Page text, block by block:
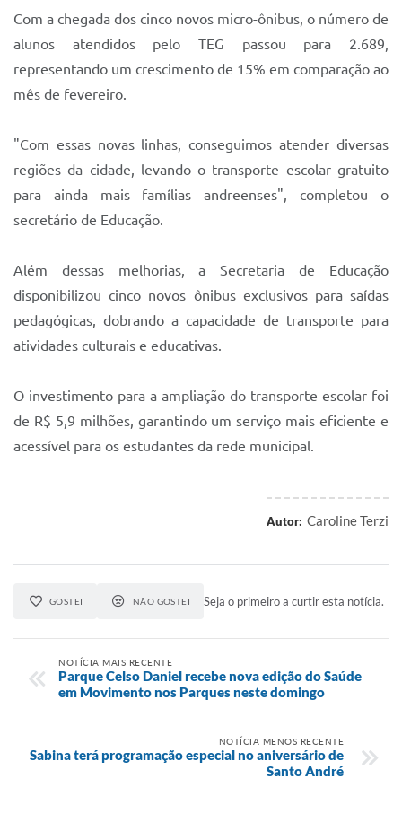
Com a chegada dos cinco novos micro-ônibus, o número de
alunos atendidos pelo TEG passou para 2.689,
representando um crescimento de 15% em comparação ao
mês de fevereiro.
"Com essas novas linhas, conseguimos atender diversas
regiões da cidade, levando o transporte escolar gratuito
para ainda mais famílias andreenses", completou o
secretário de Educação.
Além dessas melhorias, a Secretaria de Educação
disponibilizou cinco novos ônibus exclusivos para saídas
pedagógicas, dobrando a capacidade de transporte para
atividades culturais e educativas.
O investimento para a ampliação do transporte escolar foi
de R$ 5,9 milhões, garantindo um serviço mais eficiente e
acessível para os estudantes da rede municipal.
Autor: Caroline Terzi
GOSTEI NÃO GOSTEI Seja o primeiro a curtir esta notícia.
NOTÍCIA MAIS RECENTE
Parque Celso Daniel recebe nova edição do Saúde
em Movimento nos Parques neste domingo
NOTÍCIA MENOS RECENTE
Sabina terá programação especial no aniversário de
Santo André